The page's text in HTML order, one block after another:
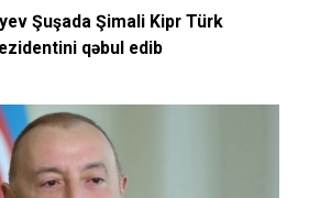
Şuşada Şimali Kipr Türk
qəbul edib